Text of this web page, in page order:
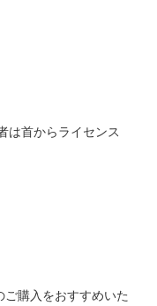
は首からライセンス
購入をおすすめいた